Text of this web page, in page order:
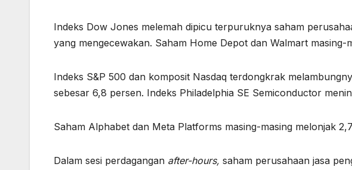
Indeks Dow Jones melemah dipicu terpuruknya saham
yang mengecewakan. Saham Home Depot dan Walmart
Indeks S&P 500 dan komposit Nasdaq terdongkrak
sebesar 6,8 persen. Indeks Philadelphia SE Semiconductor
Saham Alphabet dan Meta Platforms masing-masing melonjak
Dalam sesi perdagangan after-hours, saham perusahaan jasa